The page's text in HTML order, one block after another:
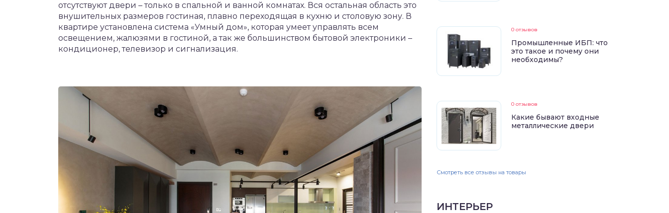
отсутствуют двери – только в спальной и ванной комнатах. Вся остальная область это
внушительных размеров гостиная, плавно переходящая в кухню и столовую зону. В
квартире установлена система «Умный дом», которая умеет управлять всем
освещением, жалюзями в гостиной, а так же большинством бытовой электроники –
кондиционер, телевизор и сигнализация.
0 отзывов
Промышленные ИБП: что
это такое и почему они
необходимы?
0 отзывов
Какие бывают входные
металлические двери
Смотреть все отзывы на товары
ИНТЕРЬЕР